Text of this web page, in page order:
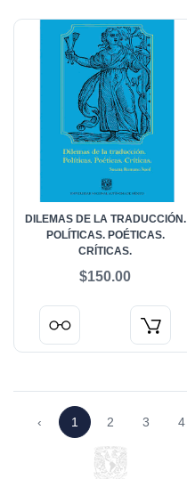
DILEMAS DE LA TRADUCCIÓN.
POLÍTICAS. POÉTICAS.
CRÍTICAS.
$150.00
‹ 1 2 3 4